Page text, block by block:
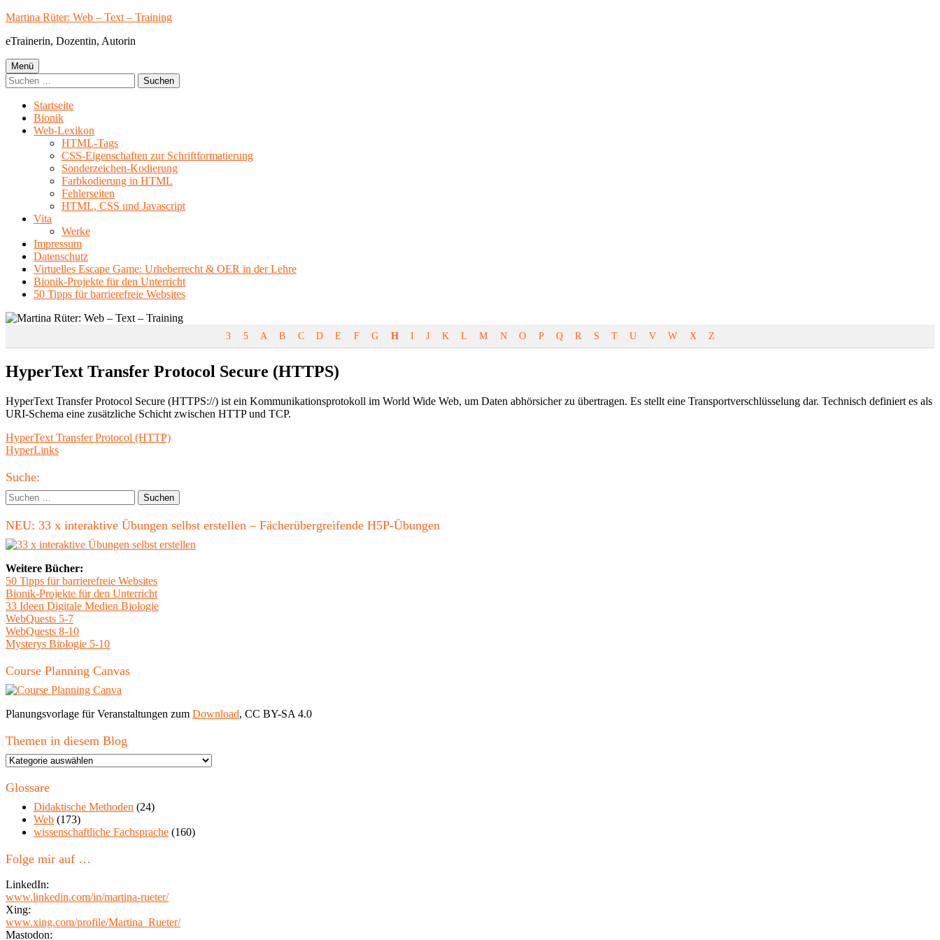
Springe
Inhalt
Martina Rüter: Web – Text – Training
eTrainerin, Dozentin, Autorin
Primäres
Menü
Menü
Suchen
nach:
Startseite
Bionik
Web-Lexikon
HTML-Tags
CSS-Eigenschaften zur Schriftformatierung
Sonderzeichen-Kodierung
Farbkodierung in HTML
Fehlerseiten
HTML, CSS und Javascript
Vita
Werke
Impressum
Datenschutz
Virtuelles Escape Game: Urheberrecht & OER in der Lehre
Bionik-Projekte für den Unterricht
50 Tipps für barrierefreie Websites
3 5 A B C D E F G H I J K L M N O P Q R S T U V W X Z
HyperText Transfer Protocol Secure (HTTPS)
HyperText Transfer Protocol Secure (HTTPS://) ist ein Kommunikationsprotokoll im World Wide Web, um Daten abhörsicher zu übertragen. Es stellt eine Transportverschlüsselung dar. Technisch definiert es als
URI-Schema eine zusätzliche Schicht zwischen HTTP und TCP.
Beitragsnavigation
Vorheriger
Beitrag:
HyperText Transfer Protocol (HTTP)
Nächster
HyperLinks
Haupt-
Seitenleiste
Suche:
Suchen
nach:
NEU: 33 x interaktive Übungen selbst erstellen – Fächerübergreifende H5P-Übungen
Weitere Bücher:
50 Tipps für barrierefreie Websites
Bionik-Projekte für den Unterricht
33 Ideen Digitale Medien Biologie
WebQuests 5-7
WebQuests 8-10
Mysterys Biologie 5-10
Course Planning Canvas
Planungsvorlage für Veranstaltungen zum Download, CC BY-SA 4.0
Themen in diesem Blog
Themen
diesem
Glossare
Didaktische Methoden (24)
Web (173)
wissenschaftliche Fachsprache (160)
Folge mir auf …
LinkedIn:
www.linkedin.com/in/martina-rueter/
Xing:
www.xing.com/profile/Martina_Rueter/
Mastodon: